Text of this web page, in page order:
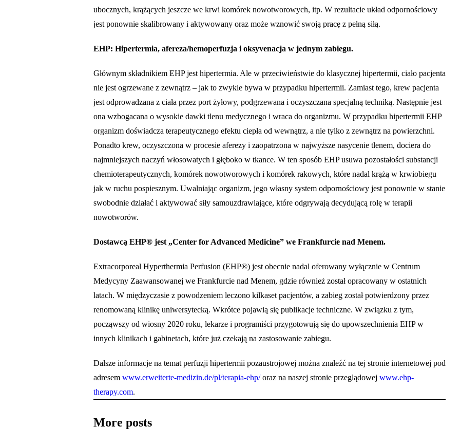
ubocznych, krążących jeszcze we krwi komórek nowotworowych, itp. W rezultacie układ odpornościowy
jest ponownie skalibrowany i aktywowany oraz może wznowić swoją pracę z pełną siłą.
EHP: Hipertermia, afereza/hemoperfuzja i oksyvenacja w jednym zabiegu.
Głównym składnikiem EHP jest hipertermia. Ale w przeciwieństwie do klasycznej hipertermii, ciało pacjenta
nie jest ogrzewane z zewnątrz – jak to zwykle bywa w przypadku hipertermii. Zamiast tego, krew pacjenta
jest odprowadzana z ciała przez port żyłowy, podgrzewana i oczyszczana specjalną techniką. Następnie jest
ona wzbogacana o wysokie dawki tlenu medycznego i wraca do organizmu. W przypadku hipertermii EHP
organizm doświadcza terapeutycznego efektu ciepła od wewnątrz, a nie tylko z zewnątrz na powierzchni.
Ponadto krew, oczyszczona w procesie aferezy i zaopatrzona w najwyższe nasycenie tlenem, dociera do
najmniejszych naczyń włosowatych i głęboko w tkance. W ten sposób EHP usuwa pozostałości substancji
chemioterapeutycznych, komórek nowotworowych i komórek rakowych, które nadal krążą w krwiobiegu
jak w ruchu pospiesznym. Uwalniając organizm, jego własny system odpornościowy jest ponownie w stanie
swobodnie działać i aktywować siły samouzdrawiające, które odgrywają decydującą rolę w terapii
nowotworów.
Dostawcą EHP® jest „Center for Advanced Medicine” we Frankfurcie nad Menem.
Extracorporeal Hyperthermia Perfusion (EHP®) jest obecnie nadal oferowany wyłącznie w Centrum
Medycyny Zaawansowanej we Frankfurcie nad Menem, gdzie również został opracowany w ostatnich
latach. W międzyczasie z powodzeniem leczono kilkaset pacjentów, a zabieg został potwierdzony przez
renomowaną klinikę uniwersytecką. Wkrótce pojawią się publikacje techniczne. W związku z tym,
począwszy od wiosny 2020 roku, lekarze i programiści przygotowują się do upowszechnienia EHP w
innych klinikach i gabinetach, które już czekają na zastosowanie zabiegu.
Dalsze informacje na temat perfuzji hipertermii pozaustrojowej można znaleźć na tej stronie internetowej pod
adresem www.erweiterte-medizin.de/pl/terapia-ehp/oraz na naszej stronie przeglądowej www.ehp-
therapy.com.
More posts